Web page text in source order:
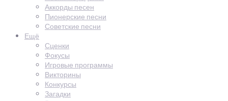
Аккорды песен
Пионерские песни
Советские песни
Ещё
Сценки
Фокусы
Игровые программы
Викторины
Конкурсы
Загадки